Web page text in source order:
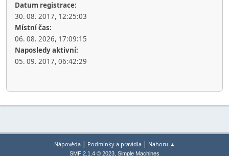
Datum registrace:
30. 08. 2017, 12:25:03
Místní čas:
06. 08. 2026, 17:09:15
Naposledy aktivní:
05. 09. 2017, 06:42:29
Nápověda| Podmínky a pravidla| Nahoru ▲
SMF 2.1.4 © 2023, Simple Machines